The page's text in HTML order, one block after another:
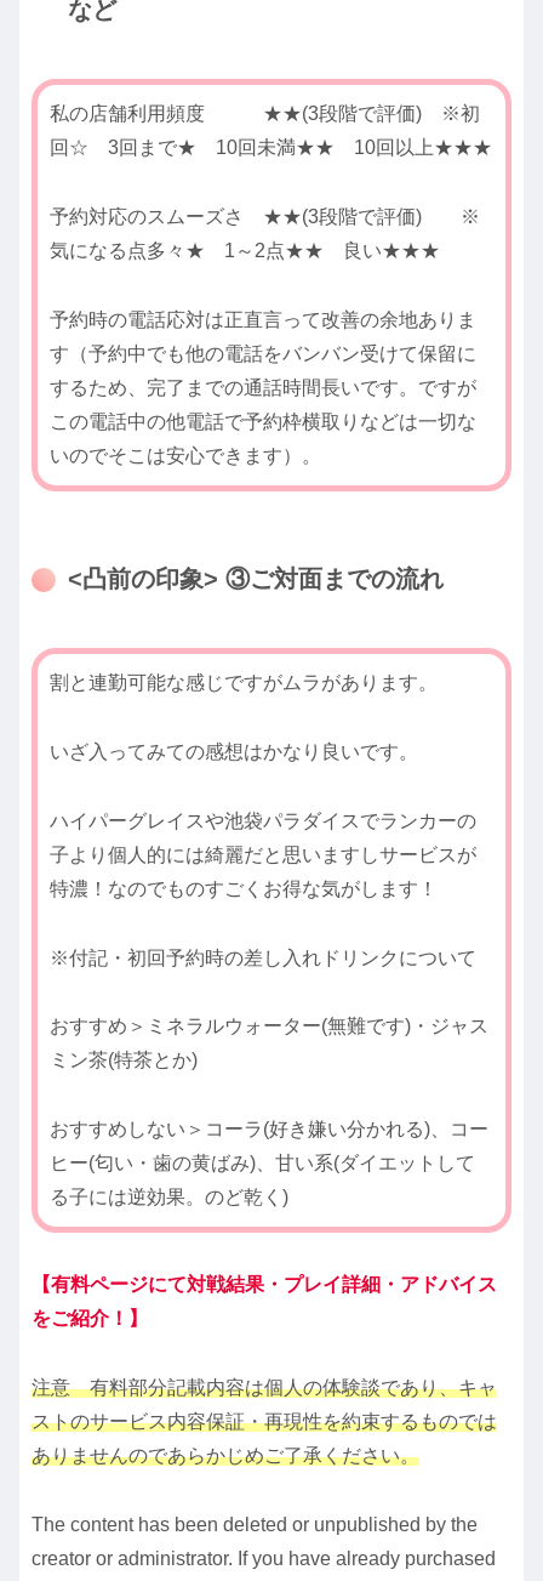
など
私の店舗利用頻度 ★★(3段階で評価) ※初
回☆ 3回まで★ 10回未満★★ 10回以上★★★
予約対応のスムーズさ ★★(3段階で評価) ※
気になる点多々★ 1～2点★★ 良い★★★
予約時の電話応対は正直言って改善の余地ありま
す（予約中でも他の電話をバンバン受けて保留に
するため、完了までの通話時間長いです。ですが
この電話中の他電話で予約枠横取りなどは一切な
いのでそこは安心できます）。
<凸前の印象> ③ご対面までの流れ
割と連勤可能な感じですがムラがあります。
いざ入ってみての感想はかなり良いです。
ハイパーグレイスや池袋パラダイスでランカーの
子より個人的には綺麗だと思いますしサービスが
特濃！なのでものすごくお得な気がします！
※付記・初回予約時の差し入れドリンクについて
おすすめ＞ミネラルウォーター(無難です)・ジャス
ミン茶(特茶とか)
おすすめしない＞コーラ(好き嫌い分かれる)、コー
ヒー(匂い・歯の黄ばみ)、甘い系(ダイエットして
る子には逆効果。のど乾く)
【有料ページにて対戦結果・プレイ詳細・アドバイス
をご紹介！】
注意 有料部分記載内容は個人の体験談であり、キャ
ストのサービス内容保証・再現性を約束するものでは
ありませんのであらかじめご了承ください。
The content has been deleted or unpublished by the
creator or administrator. If you have already purchased